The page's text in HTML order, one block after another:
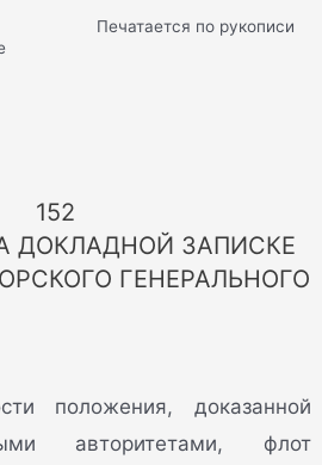
Печатается по рукописи
152
ДОКЛАДНОЙ ЗАПИСКЕ
ГЕНЕРАЛЬНОГО
положения, доказанной
авторитетами, флот